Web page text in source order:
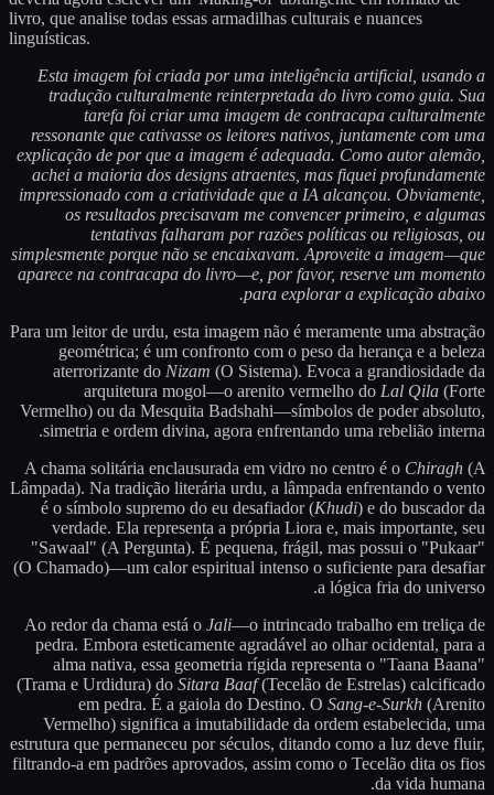
livro, que analise todas essas armadilhas culturais e nuances
linguísticas.
Esta imagem foi criada por uma inteligência artificial, usando a
tradução culturalmente reinterpretada do livro como guia. Sua
tarefa foi criar uma imagem de contracapa culturalmente
ressonante que cativasse os leitores nativos, juntamente com uma
explicação de por que a imagem é adequada. Como autor alemão,
achei a maioria dos designs atraentes, mas fiquei profundamente
impressionado com a criatividade que a IA alcançou. Obviamente,
os resultados precisavam me convencer primeiro, e algumas
tentativas falharam por razões políticas ou religiosas, ou
simplesmente porque não se encaixavam. Aproveite a imagem—que
aparece na contracapa do livro—e, por favor, reserve um momento
para explorar a explicação abaixo.
Para um leitor de urdu, esta imagem não é meramente uma abstração
geométrica; é um confronto com o peso da herança e a beleza
aterrorizante do Nizam (O Sistema). Evoca a grandiosidade da
arquitetura mogol—o arenito vermelho do Lal Qila (Forte
Vermelho) ou da Mesquita Badshahi—símbolos de poder absoluto,
simetria e ordem divina, agora enfrentando uma rebelião interna.
A chama solitária enclausurada em vidro no centro é o Chiragh (A
Lâmpada). Na tradição literária urdu, a lâmpada enfrentando o vento
é o símbolo supremo do eu desafiador (Khudi) e do buscador da
verdade. Ela representa a própria Liora e, mais importante, seu
"Sawaal" (A Pergunta). É pequena, frágil, mas possui o "Pukaar"
(O Chamado)—um calor espiritual intenso o suficiente para desafiar
a lógica fria do universo.
Ao redor da chama está o Jali—o intrincado trabalho em treliça de
pedra. Embora esteticamente agradável ao olhar ocidental, para a
alma nativa, essa geometria rígida representa o "Taana Baana"
(Trama e Urdidura) do Sitara Baaf(Tecelão de Estrelas) calcificado
em pedra. É a gaiola do Destino. O Sang-e-Surkh (Arenito
Vermelho) significa a imutabilidade da ordem estabelecida, uma
estrutura que permaneceu por séculos, ditando como a luz deve fluir,
filtrando-a em padrões aprovados, assim como o Tecelão dita os fios
da vida humana.